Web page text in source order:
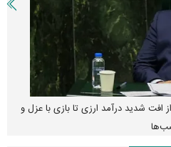
افت شدید درآمد ارزی تا بازی با عزل و